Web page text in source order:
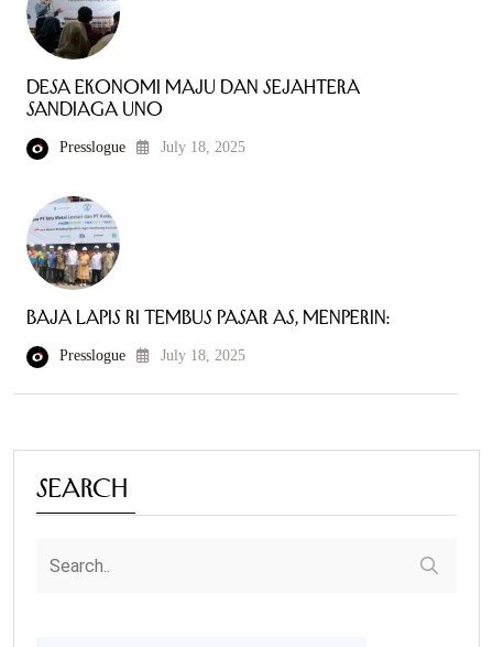
DESA EKONOMI MAJU DAN SEJAHTERA
Sandiaga Uno
Presslogue July 18, 2025
Baja Lapis RI Tembus Pasar AS, Menperin:
Presslogue July 18, 2025
Search